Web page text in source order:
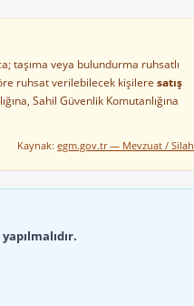
taşıma veya bulundurma ruhsatlı
ruhsat verilebilecek kişilere satış
Sahil Güvenlik Komutanlığına
Kaynak: egm.gov.tr — Mevzuat / Silah